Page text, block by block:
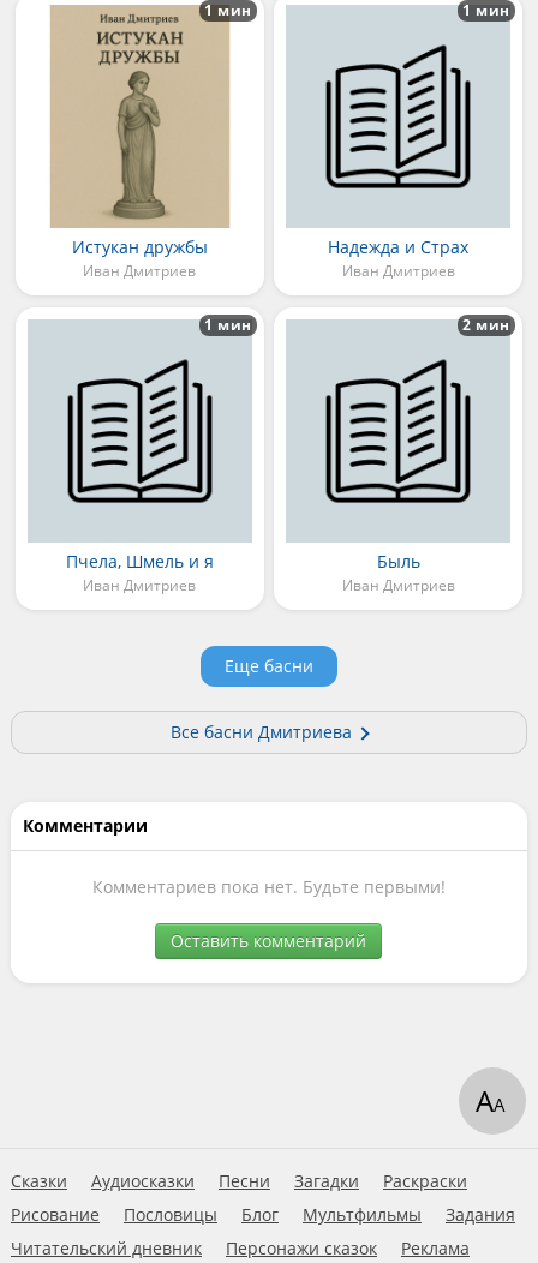
Истукан дружбы
Иван Дмитриев
1 мин
Надежда и Страх
Иван Дмитриев
1 мин
Пчела, Шмель и я
Иван Дмитриев
1 мин
Быль
Иван Дмитриев
2 мин
Еще басни
Все басни Дмитриева
Комментарии
Комментариев пока нет. Будьте первыми!
Оставить комментарий
Сказки Аудиосказки Песни Загадки
Раскраски
Рисование
Пословицы Блог Мультфильмы
Задания
Читательский дневник
Персонажи сказок Реклама
АА